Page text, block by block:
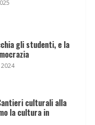
gli studenti, e la
culturali alla
la cultura in